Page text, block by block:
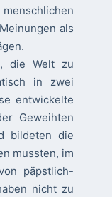
als
die Welt zu
in zwei
entwickelte
Geweihten
bildeten die
mussten, im
päpstlich-
nicht zu